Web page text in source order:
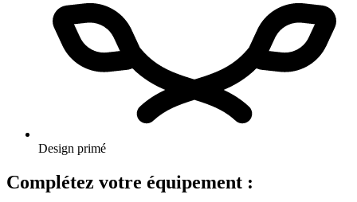
Design primé
Complétez votre équipement :